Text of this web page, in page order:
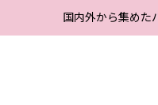
国内外から集めた